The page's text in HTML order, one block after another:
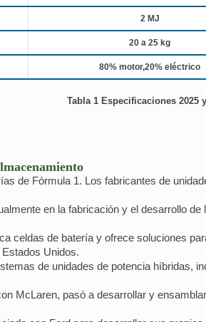
2 MJ
20 a 25 kg
80% motor,20% eléctrico
Tabla 1 Especificaciones 2025
de Fórmula 1. Los fabricantes de
en la fabricación y el desarrollo
celdas de batería y ofrece soluciones
Unidos.
de unidades de potencia híbridas,
McLaren, pasó a desarrollar y